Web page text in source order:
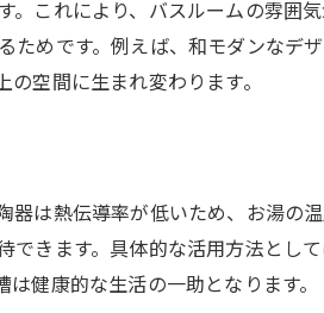
で感じる保温力と快適性の違い
が毎日のバスタイムを特別にする
購入で癒し効果を最大限に引き出す
設置時に押さえたい基本ポイント
の重さや排水設計の注意点とは
の設置事例から学ぶ成功のコツ
これにより、バスルームの雰囲
めです。例えば、和モダンなデ
空間に生まれ変わります。
は熱伝導率が低いため、お湯の
きます。具体的な活用方法とし
健康的な生活の一助となります。